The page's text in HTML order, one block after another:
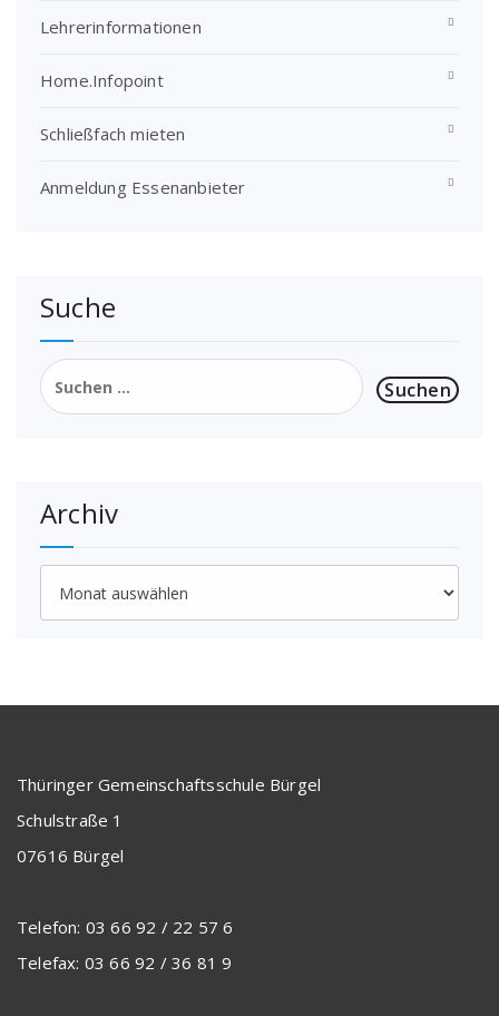
Lehrerinformationen
Home.Infopoint
Schließfach mieten
Anmeldung Essenanbieter
Suche
Suchen
nach:
Archiv
Thüringer Gemeinschaftsschule Bürgel
Schulstraße 1
07616 Bürgel
Telefon: 03 66 92 / 22 57 6
Telefax: 03 66 92 / 36 81 9